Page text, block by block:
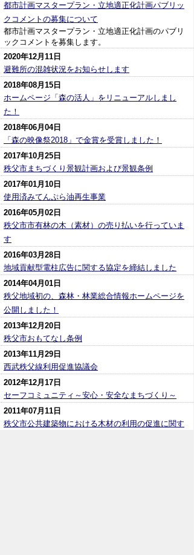
都市計画マスタープラン・立地適正化計画パブリッ
クコメントの募集について
都市計画マスタープラン・立地適正化計画のパブリ
ックコメントを募集します。
2020年12月11日
避難所の混雑状況をお知らせします
2018年08月15日
ホームページ「森の活人」をリニューアルしまし
た！
2018年06月04日
「森の映像祭2018」で金賞を受賞しました！
2017年10月25日
秩父市まちづくり景観計画および景観条例
2017年01月10日
使用済みてんぷら油再生事業
2016年05月02日
秩父市市有林の木（素材）の売り払いを行っていま
す
2016年03月28日
地域貢献型電柱広告に関する協定を締結しました
2014年04月01日
秩父地域初の、森林・林業総合情報ホームページを
公開しました！
2013年12月20日
秩父市おもてなし条例
2013年11月29日
西武秩父線利用促進協議会
2012年12月17日
セーフコミュニティ～安心・安全なまちづくり～
2011年07月11日
秩父市公共建築物における木材の利用の促進に関す